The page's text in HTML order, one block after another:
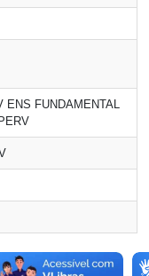
ENS FUNDAMENTAL